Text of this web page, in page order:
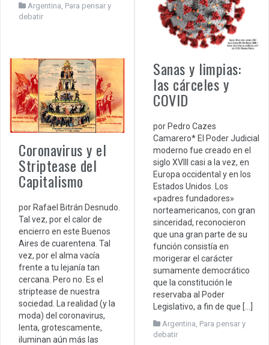
Argentina Para pensar y
debatir
Sanas y limpias:
las cárceles y
COVID
por Pedro Cazes
Camarero* El Poder Judicial
moderno fue creado en el
siglo XVIII casi a la vez, en
Europa occidental y en los
Estados Unidos. Los
«padres fundadores»
norteamericanos, con gran
sinceridad, reconocieron
que una gran parte de su
función consistía en
morigerar el carácter
sumamente democrático
que la constitución le
reservaba al Poder
Legislativo, a fin de que […]
Argentina, Para pensar y
debatir
Coronavirus y el
Striptease del
Capitalismo
por Rafael Bitrán Desnudo.
Tal vez, por el calor de
encierro en este Buenos
Aires de cuarentena. Tal
vez, por el alma vacía
frente a tu lejanía tan
cercana. Pero no. Es el
striptease de nuestra
sociedad. La realidad (y la
moda) del coronavirus,
lenta, grotescamente,
iluminan aún más las